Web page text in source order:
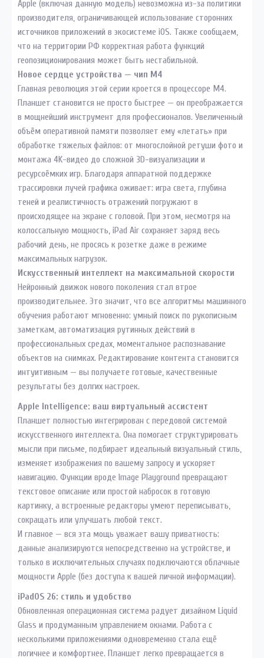
Apple (включая данную модель) невозможна из-за политики
производителя, ограничивающей использование сторонних
источников приложений в экосистеме iOS. Также сообщаем,
что на территории РФ корректная работа функций
геопозиционирования может быть нестабильной.
Новое сердце устройства — чип M4
Главная революция этой серии кроется в процессоре M4.
Планшет становится не просто быстрее — он преображается
в мощнейший инструмент для профессионалов. Увеличенный
объём оперативной памяти позволяет ему «летать» при
обработке тяжелых файлов: от многослойной ретуши фото и
монтажа 4K-видео до сложной 3D-визуализации и
ресурсоёмких игр. Благодаря аппаратной поддержке
трассировки лучей графика оживает: игра света, глубина
теней и реалистичность отражений погружают в
происходящее на экране с головой. При этом, несмотря на
колоссальную мощность, iPad Air сохраняет заряд весь
рабочий день, не просясь к розетке даже в режиме
максимальных нагрузок.
Искусственный интеллект на максимальной скорости
Нейронный движок нового поколения стал втрое
производительнее. Это значит, что все алгоритмы машинного
обучения работают мгновенно: умный поиск по рукописным
заметкам, автоматизация рутинных действий в
профессиональных средах, моментальное распознавание
объектов на снимках. Редактирование контента становится
интуитивным — вы получаете готовые, качественные
результаты без долгих настроек.
Apple Intelligence: ваш виртуальный ассистент
Планшет полностью интегрирован с передовой системой
искусственного интеллекта. Она помогает структурировать
мысли при письме, подбирает идеальный визуальный стиль,
изменяет изображения по вашему запросу и ускоряет
навигацию. Функции вроде Image Playground превращают
текстовое описание или простой набросок в готовую
картинку, а встроенные редакторы умеют переписывать,
сокращать или улучшать любой текст.
И главное — вся эта мощь уважает вашу приватность:
данные анализируются непосредственно на устройстве, и
только в исключительных случаях подключаются облачные
мощности Apple (без доступа к вашей личной информации).
iPadOS 26: стиль и удобство
Обновленная операционная система радует дизайном Liquid
Glass и продуманным управлением окнами. Работа с
несколькими приложениями одновременно стала ещё
логичнее и комфортнее. Планшет легко превращается в